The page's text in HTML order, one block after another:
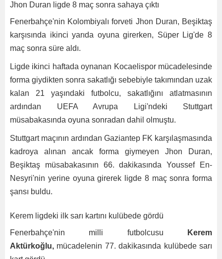
Jhon Duran ligde 8 maç sonra sahaya çıktı
Fenerbahçe'nin Kolombiyalı forveti Jhon Duran, Beşiktaş
karşısında ikinci yarıda oyuna girerken, Süper Lig'de 8
maç sonra süre aldı.
Ligde ikinci haftada oynanan Kocaelispor mücadelesinde
forma giydikten sonra sakatlığı sebebiyle takımından uzak
kalan 21 yaşındaki futbolcu, sakatlığını atlatmasının
ardından UEFA Avrupa Ligi'ndeki Stuttgart
müsabakasında oyuna sonradan dahil olmuştu.
Stuttgart maçının ardından Gaziantep FK karşılaşmasında
kadroya alınan ancak forma giymeyen Jhon Duran,
Beşiktaş müsabakasının 66. dakikasında Youssef En-
Nesyri'nin yerine oyuna girerek ligde 8 maç sonra forma
şansı buldu.
Kerem ligdeki ilk sarı kartını kulübede gördü
Fenerbahçe'nin milli futbolcusu
Kerem
Aktürkoğlu, mücadelenin 77. dakikasında kulübede sarı